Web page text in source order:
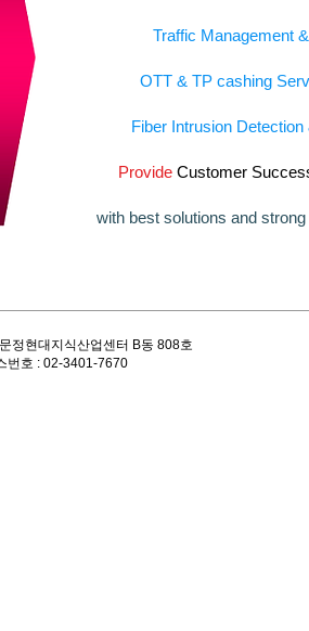
Traffic Management
OTT & TP cashing
Fiber Intrusion
Provide Customer
with best solutions and
정현대지식산업센터 B동 808호
번호 : 02-3401-7670